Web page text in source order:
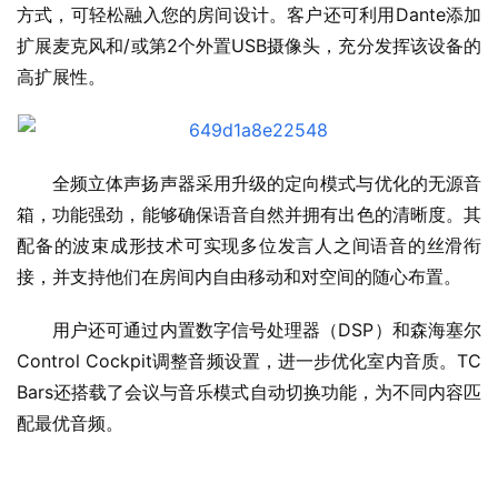
方式，可轻松融入您的房间设计。客户还可利用Dante添加
扩展麦克风和/或第2个外置USB摄像头，充分发挥该设备的
高扩展性。
全频立体声扬声器采用升级的定向模式与优化的无源音
箱，功能强劲，能够确保语音自然并拥有出色的清晰度。其
配备的波束成形技术可实现多位发言人之间语音的丝滑衔
接，并支持他们在房间内自由移动和对空间的随心布置。
用户还可通过内置数字信号处理器（DSP）和森海塞尔
Control Cockpit调整音频设置，进一步优化室内音质。TC
Bars还搭载了会议与音乐模式自动切换功能，为不同内容匹
配最优音频。